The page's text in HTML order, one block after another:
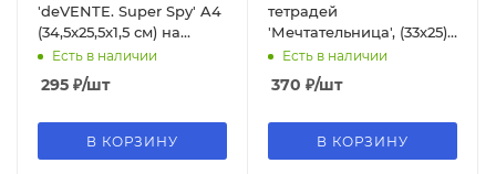
'deVENTE. Super Spy' A4
(34,5x25,5x1,5 см) на
молнии сверху, 8053523
Есть в наличии
295 ₽/шт
В КОРЗИНУ
тетрадей
'Мечтательница', (33х25),
1 отделение, 62944
Есть в наличии
370 ₽/шт
В КОРЗИНУ